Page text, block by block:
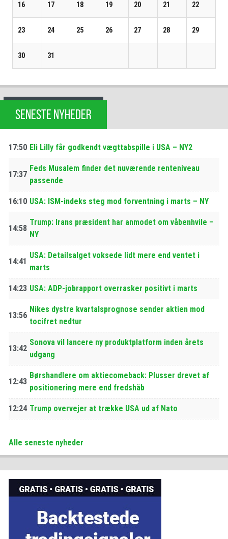
16 17 18 19 20 21 22
23 24 25 26 27 28 29
30 31
SENESTE NYHEDER
17:50 Eli Lilly får godkendt vægttabspille i USA – NY2
17:37
Feds Musalem finder det nuværende renteniveau
passende
16:10 USA: ISM-indeks steg mod forventning i marts – NY
14:58
Trump: Irans præsident har anmodet om våbenhvile –
NY
14:41
USA: Detailsalget voksede lidt mere end ventet i
marts
14:23 USA: ADP-jobrapport overrasker positivt i marts
13:56
Nikes dystre kvartalsprognose sender aktien mod
tocifret nedtur
13:42
Sonova vil lancere ny produktplatform inden årets
udgang
12:43
Børshandlere om aktiecomeback: Plusser drevet af
positionering mere end fredshåb
12:24 Trump overvejer at trække USA ud af Nato
Alle seneste nyheder